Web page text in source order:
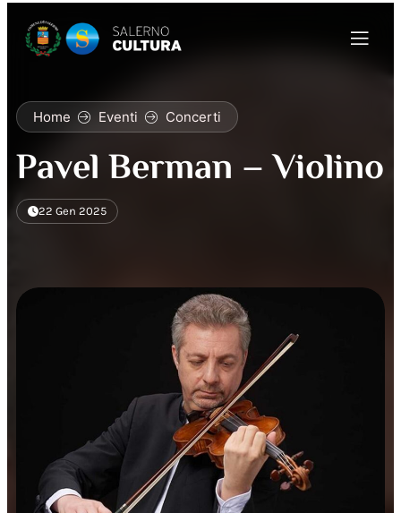
Home Eventi Concerti
Pavel Berman – Violino
22 Gen 2025